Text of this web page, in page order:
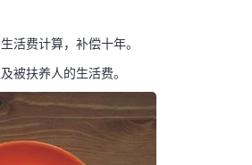
活费计算，补偿十年。
被扶养人的生活费。
容
事
具体如